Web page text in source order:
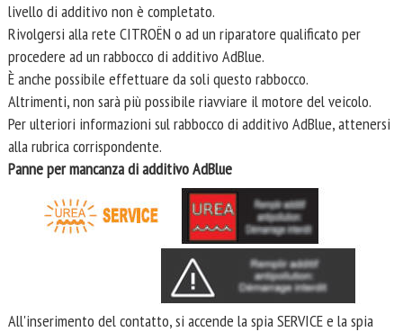
livello di additivo non è completato.
Rivolgersi alla rete CITROËN o ad un riparatore qualificato per
procedere ad un rabbocco di additivo AdBlue.
È anche possibile effettuare da soli questo rabbocco.
Altrimenti, non sarà più possibile riavviare il motore del veicolo.
Per ulteriori informazioni sul rabbocco di additivo AdBlue, attenersi
alla rubrica corrispondente.
Panne per mancanza di additivo AdBlue
All'inserimento del contatto, si accende la spia SERVICE e la spia